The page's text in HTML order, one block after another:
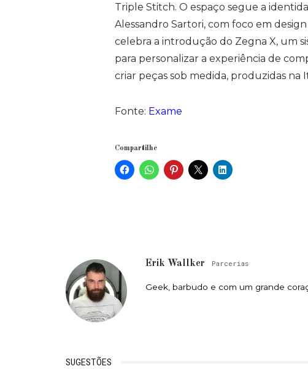
Triple Stitch. O espaço segue a
Alessandro Sartori, com foco em
celebra a introdução do Zegna X, um
para personalizar a experiência de
criar peças sob medida, produzidas
Fonte: Exame
Compartilhe
Erik Wallker Parcerias
Geek, barbudo e com um grande
SUGESTÕES